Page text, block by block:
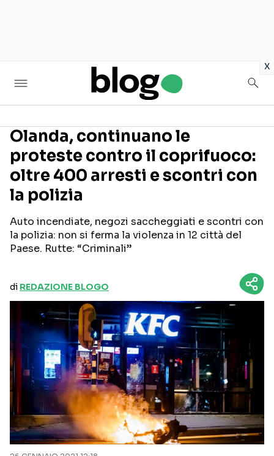
x
Seguici sui social
Olanda, continuano le
proteste contro il coprifuoco:
oltre 400 arresti e scontri con
la polizia
Auto incendiate, negozi saccheggiati e scontri con
la polizia: non si ferma la violenza in 12 città del
Paese. Rutte: “Criminali”
di REDAZIONE BLOGO